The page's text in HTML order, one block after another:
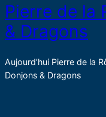
Pierre de la
& Dragons
Aujourd’hui Pierre de la
Donjons & Dragons